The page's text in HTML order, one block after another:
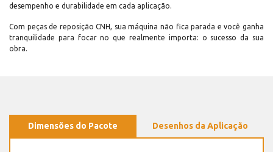
desempenho e durabilidade em cada aplicação.
Com peças de reposição CNH, sua máquina não fica parada e você ganha
tranquilidade para focar no que realmente importa: o sucesso da sua
obra.
Dimensões do Pacote Desenhos da Aplicação